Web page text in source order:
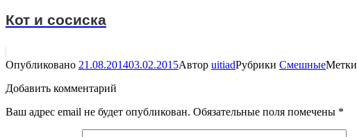
Кот и сосиска
Опубликовано 21.08.201403.02.2015Автор uitiadРубрики СмешныеМетки
Добавить комментарий
Ваш адрес email не будет опубликован. Обязательные поля помечены *